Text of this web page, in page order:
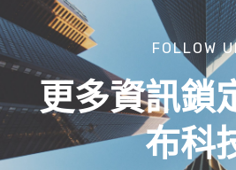
FOLLOW
更多資訊鎖
布科